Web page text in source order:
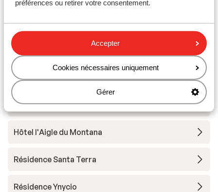
préférences ou retirer votre consentement.
Accepter
Cookies nécessaires uniquement
Gérer
Résidence Boutique CGH Le Lodge des Neiges
*****
Résidence Lodges des Neiges
Résidence Phoenix
Hôtel l'Aigle du Montana
Résidence Santa Terra
Résidence Ynycio